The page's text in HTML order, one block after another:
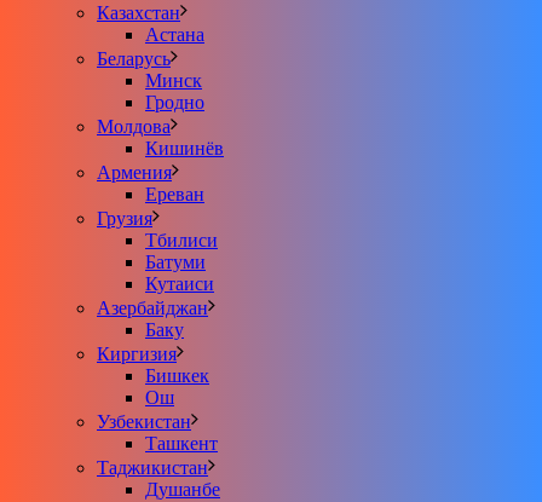
Казахстан
Астана
Беларусь
Минск
Гродно
Молдова
Кишинёв
Армения
Ереван
Грузия
Тбилиси
Батуми
Кутаиси
Азербайджан
Баку
Киргизия
Бишкек
Ош
Узбекистан
Ташкент
Таджикистан
Душанбе